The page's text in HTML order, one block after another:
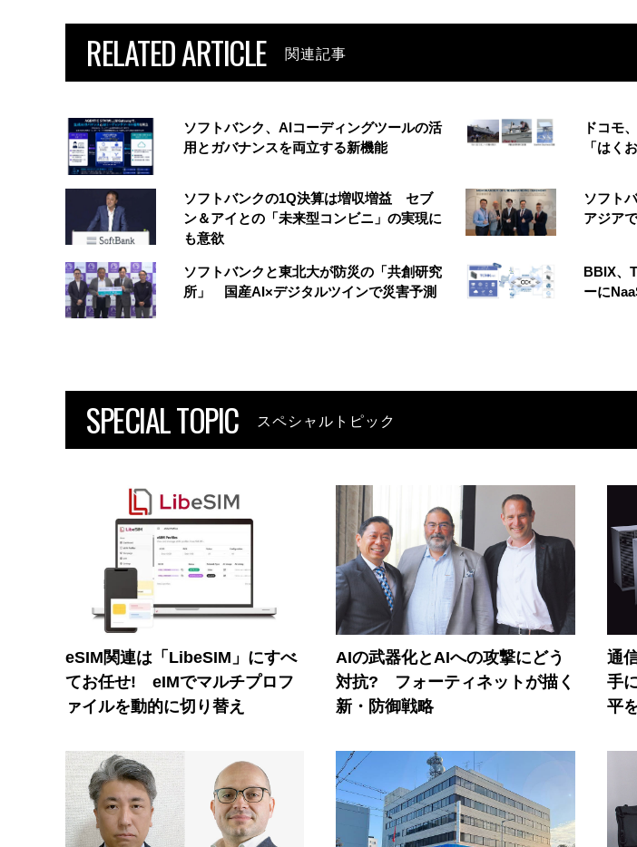
RELATED ARTICLE 関連記事
ソフトバンク、AIコーディングツールの活
用とガバナンスを両立する新機能
ドコモ
「はく
ソフトバンクの1Q決算は増収増益 セブ
ン＆アイとの「未来型コンビニ」の実現に
も意欲
ソフト
アジア
ソフトバンクと東北大が防災の「共創研究
所」 国産AI×デジタルツインで災害予測
BBIX、
ーに
SPECIAL TOPIC スペシャルトピック
eSIM関連は「LibeSIM」にすべ
てお任せ! eIMでマルチプロフ
ァイルを動的に切り替え
AIの武器化とAIへの攻撃にどう
対抗? フォーティネットが描く
新・防御戦略
通
手
平